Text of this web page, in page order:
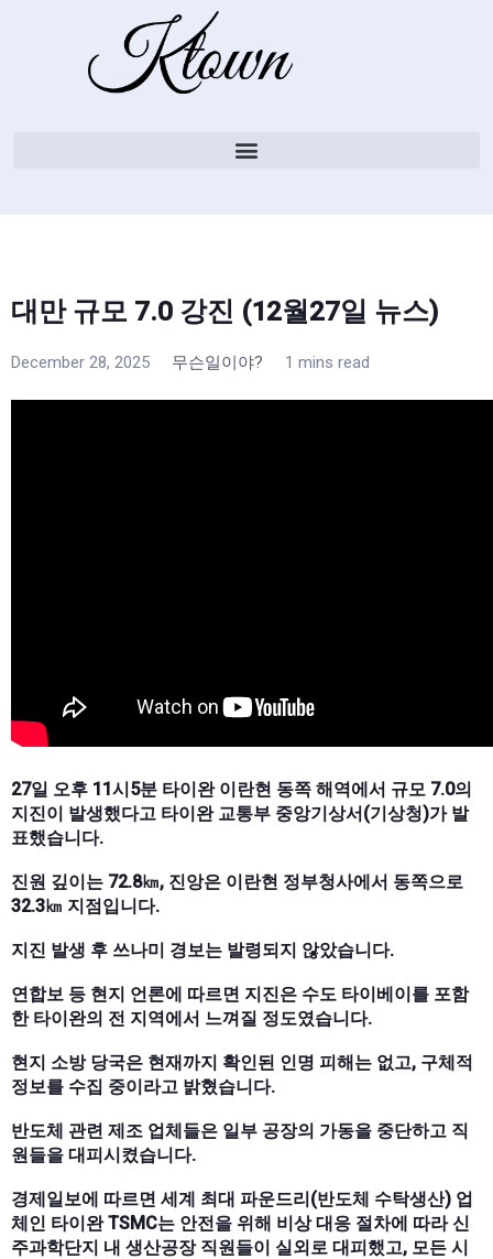
대만 규모 7.0 강진 (12월27일 뉴스)
December 28, 2025 무슨일이야? 1 mins read
27일 오후 11시5분 타이완 이란현 동쪽 해역에서 규모 7.0의
지진이 발생했다고 타이완 교통부 중앙기상서(기상청)가 발
표했습니다.
진원 깊이는 72.8㎞, 진앙은 이란현 정부청사에서 동쪽으로
32.3㎞ 지점입니다.
지진 발생 후 쓰나미 경보는 발령되지 않았습니다.
연합보 등 현지 언론에 따르면 지진은 수도 타이베이를 포함
한 타이완의 전 지역에서 느껴질 정도였습니다.
현지 소방 당국은 현재까지 확인된 인명 피해는 없고, 구체적
정보를 수집 중이라고 밝혔습니다.
반도체 관련 제조 업체들은 일부 공장의 가동을 중단하고 직
원들을 대피시켰습니다.
경제일보에 따르면 세계 최대 파운드리(반도체 수탁생산) 업
체인 타이완 TSMC는 안전을 위해 비상 대응 절차에 따라 신
주과학단지 내 생산공장 직원들이 실외로 대피했고, 모든 시